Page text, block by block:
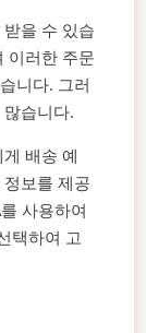
을 수 있습
이러한 주문
니다. 그러
습니다.
배송 예
보를 제공
사용하여
택하여 고